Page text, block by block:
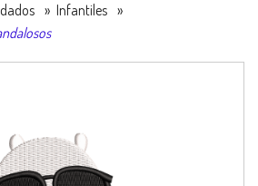
» Infantiles »